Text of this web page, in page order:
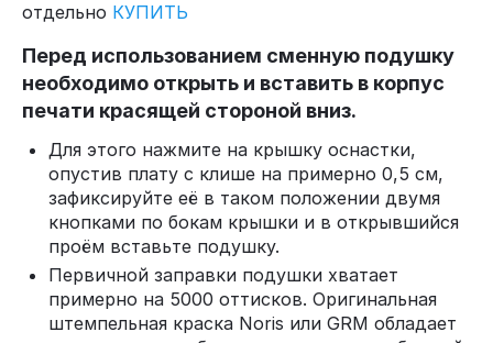
отдельно КУПИТЬ
Перед использованием сменную подушку
необходимо открыть и вставить в корпус
печати красящей стороной вниз.
Для этого нажмите на крышку оснастки,
опустив плату с клише на примерно 0,5 см,
зафиксируйте её в таком положении двумя
кнопками по бокам крышки и в открывшийся
проём вставьте подушку.
Первичной заправки подушки хватает
примерно на 5000 оттисков. Оригинальная
штемпельная краска Noris или GRM обладает